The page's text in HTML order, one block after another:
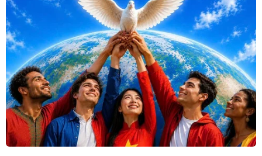
sẵn sàng bảo hộ công dân khi cần thiết.
Sáng 8/6, một trận động đất có độ lớn 7,8 đã xảy
ra tại miền Nam Philippines, và gây ra sóng
thần cao tới 1,4 m tại một số khu vực ven biển.
Tính đến chiều cùng ngày, số người thiệt mạng
đã tăng lên ít nhất 32 người, trong khi vẫn còn
người mất tích.
Ngoài ra, hơn 200 người bị thương, khi nhiều